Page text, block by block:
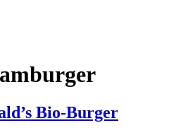
Bio-Burger